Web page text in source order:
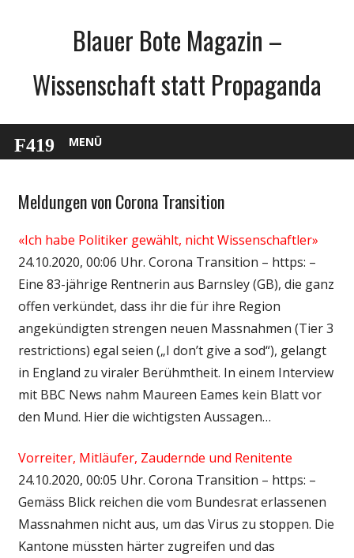
Blauer Bote Magazin –
Wissenschaft statt Propaganda
MENÜ
Gesellschaft
Politik
Wirtschaft
Wissenschaft
Meldungen von Corona Transition
«Ich habe Politiker gewählt, nicht Wissenschaftler»
24.10.2020, 00:06 Uhr. Corona Transition – https: –
Eine 83-jährige Rentnerin aus Barnsley (GB), die ganz
offen verkündet, dass ihr die für ihre Region
angekündigten strengen neuen Massnahmen (Tier 3
restrictions) egal seien („I don’t give a sod“), gelangt
in England zu viraler Berühmtheit. In einem Interview
mit BBC News nahm Maureen Eames kein Blatt vor
den Mund. Hier die wichtigsten Aussagen…
Vorreiter, Mitläufer, Zaudernde und Renitente
24.10.2020, 00:05 Uhr. Corona Transition – https: –
Gemäss Blick reichen die vom Bundesrat erlassenen
Massnahmen nicht aus, um das Virus zu stoppen. Die
Kantone müssten härter zugreifen und das